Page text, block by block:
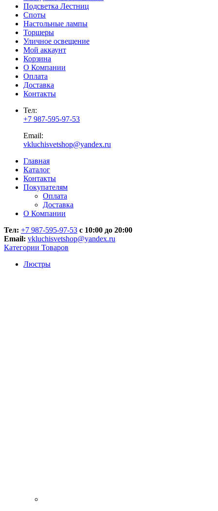
Подсветка Лестниц
Споты
Настольные лампы
Торшеры
Уличное освещение
Мой аккаунт
Корзина
О Компании
Оплата
Доставка
Контакты
Тел:
+7 987-595-97-53
Email:
vkluchisvetshop@yandex.ru
Главная
Каталог
Контакты
Покупателям
Оплата
Доставка
О Компании
Тел: +7 987-595-97-53 с 10:00 до 20:00
Email: vkluchisvetshop@yandex.ru
Категории Товаров
Люстры